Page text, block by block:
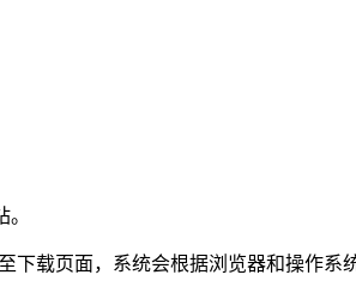
下载页面，系统会根据浏览器和操作系